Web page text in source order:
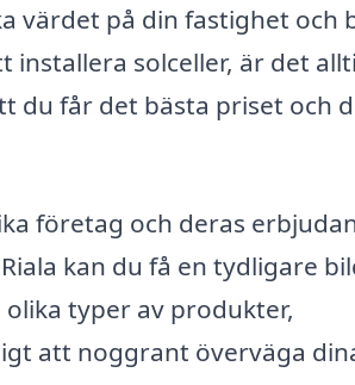
värdet på din fastighet och
installera solceller, är det
du får det bästa priset och
företag och deras
kan du få en tydligare
typer av produkter,
att noggrant överväga